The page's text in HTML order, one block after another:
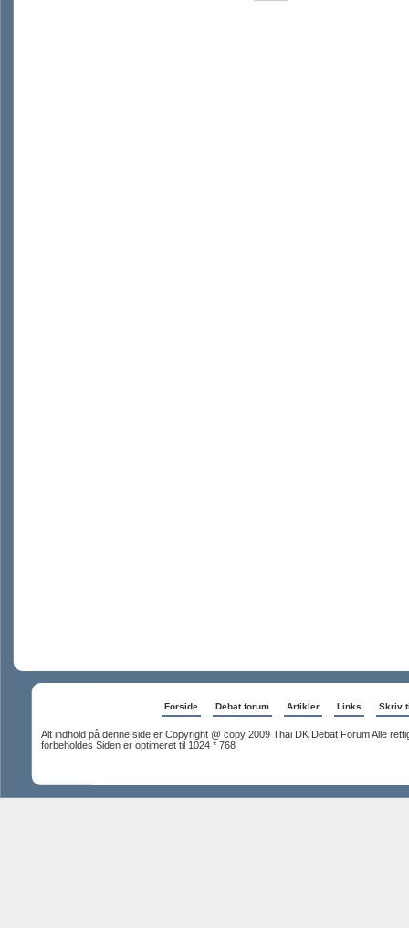
Forside Debat forum Artikler Links Skriv
Alt indhold på denne side er Copyright @ copy 2009 Thai DK Debat Forum Alle
forbeholdes Siden er optimeret til 1024 * 768